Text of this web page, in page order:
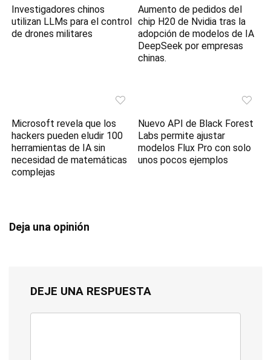
Investigadores chinos
utilizan LLMs para el control
de drones militares
Aumento de pedidos del
chip H20 de Nvidia tras la
adopción de modelos de IA
DeepSeek por empresas
chinas.
Microsoft revela que los
hackers pueden eludir 100
herramientas de IA sin
necesidad de matemáticas
complejas
Nuevo API de Black Forest
Labs permite ajustar
modelos Flux Pro con solo
unos pocos ejemplos
Deja una opinión
DEJE UNA RESPUESTA